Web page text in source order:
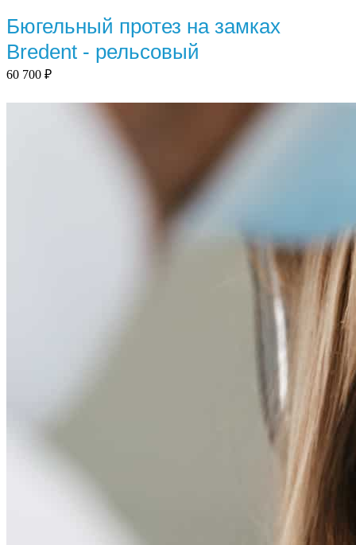
Бюгельный протез на замках
Bredent - рельсовый
60 700 ₽